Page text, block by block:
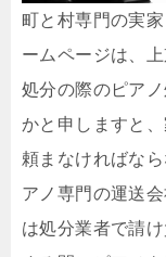
町と村専門の実
ームページは、
処分の際のピア
かと申しますと
頼まなければな
アノ専門の運送
は処分業者で請